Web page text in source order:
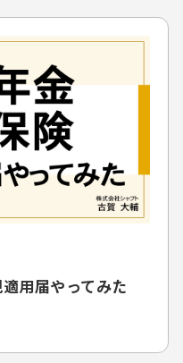
用届やってみた